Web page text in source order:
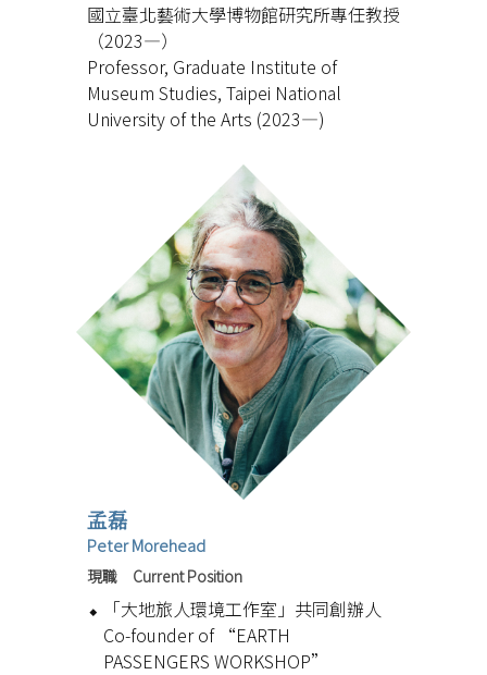
國立臺北藝術大學博物館研究所專任教授
（2023—）
Professor, Graduate Institute of
Museum Studies, Taipei National
University of the Arts (2023—)
孟磊
Peter Morehead
現職 Current Position
「大地旅人環境工作室」共同創辦人
Co-founder of “EARTH
PASSENGERS WORKSHOP”